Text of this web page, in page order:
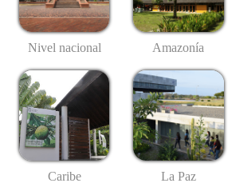
Nivel nacional Amazonía
Caribe La Paz